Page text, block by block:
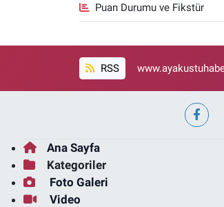
Puan Durumu ve Fikstür
RSS
Ana Sayfa
Kategoriler
Foto Galeri
Video